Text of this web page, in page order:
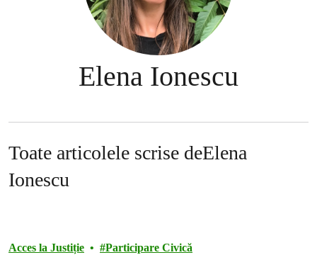
Elena Ionescu
Toate articolele scrise deElena
Ionescu
Acces la Justiție Participare Civică